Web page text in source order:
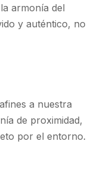
armonía del
y auténtico, no
a nuestra
de proximidad,
por el entorno.